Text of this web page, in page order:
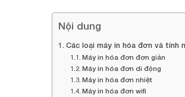
Nội dung
Các loại máy in hóa đơn và tính
Máy in hóa đơn đơn giản
Máy in hóa đơn di động
Máy in hóa đơn nhiệt
Máy in hóa đơn wifi